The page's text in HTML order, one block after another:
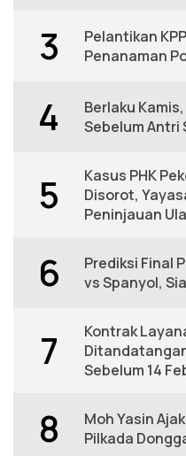
3
Pelantikan
Penanaman
4
Berlaku
Sebelum Antri
5
Kasus PHK
Disorot,
Peninjauan
6
Prediksi Final
vs Spanyol,
7
Kontrak
Sebelum 14
8
Moh Yasin
Pilkada